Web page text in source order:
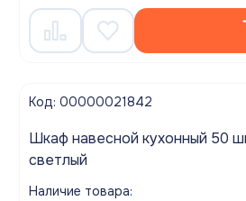
Код: 00000021842
Шкаф навесной кухонный 50
светлый
Наличие товара: